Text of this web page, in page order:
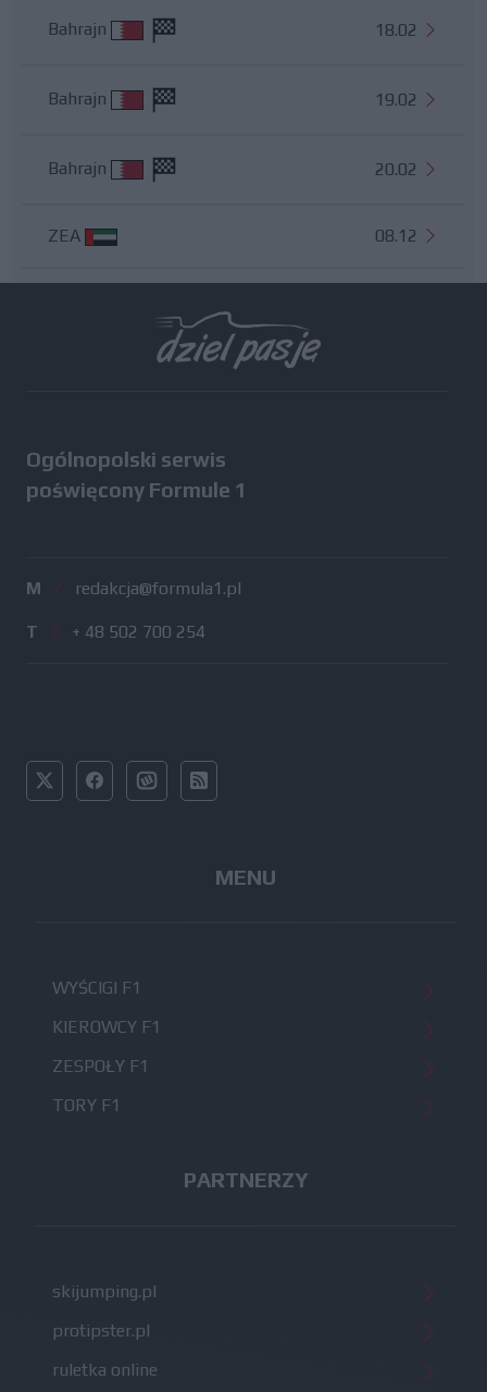
Bahrajn 18.02
Bahrajn 19.02
Bahrajn 20.02
ZEA 08.12
Ogólnopolski serwis
poświęcony Formule 1
M / redakcja@formula1.pl
T / + 48 502 700 254
MENU
WYŚCIGI F1
KIEROWCY F1
ZESPOŁY F1
TORY F1
PARTNERZY
skijumping.pl
protipster.pl
ruletka online